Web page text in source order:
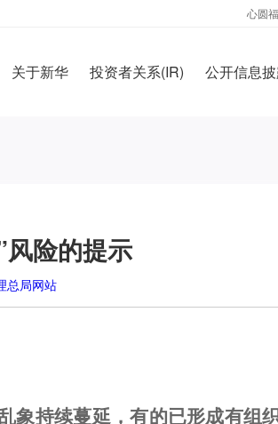
心圆
关于新华 投资者关系(IR) 公开信息
险的提示
总局网站
象持续蔓延，有的已形成有组